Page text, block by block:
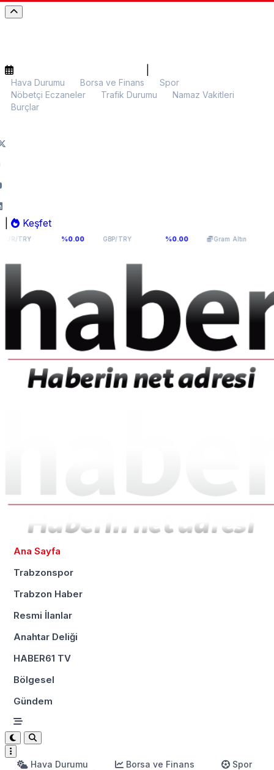
Hava Durumu Borsa ve Finans
Spor
Nöbetçi Eczaneler
Trafik Durumu
Namaz Vakitleri
Burçlar
Keşfet
%0.00 GBP/TRY 64,0893 %0.00 Gram Altın6.003,39
Ana Sayfa
Trabzonspor
Trabzon Haber
Resmi İlanlar
Anahtar Deliği
HABER61 TV
Bölgesel
Gündem
Hava Durumu Borsa ve Finans
Spor